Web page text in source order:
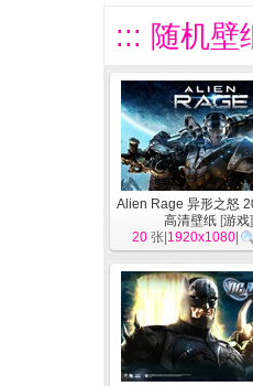
::: 随机壁
Alien Rage 异形之怒
高清壁纸 [游戏]
20 张| 1920x1080